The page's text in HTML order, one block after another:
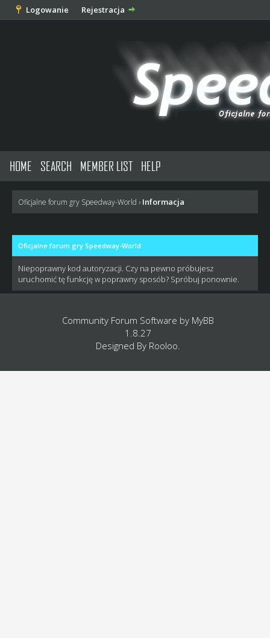
Logowanie Rejestracja
HOME SEARCH MEMBER LIST HELP
Oficjalne forum gry Speedway-World › Informacja
Oficjalne forum gry Speedway-World
Niepoprawny kod autoryzacji. Czy na pewno próbujesz
uruchomić tę funkcję w poprawny sposób? Spróbuj ponownie.
Community Forum Software by MyBB
1.8.27
Designed By Rooloo.